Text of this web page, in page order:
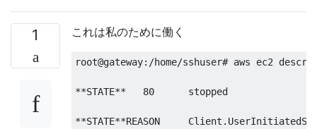
1 これは私のために働く
root@gateway:/home/sshuser# aws ec2
**STATE**   80      stopped
**STATE**REASON